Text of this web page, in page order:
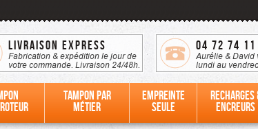
Livraison Express
Fabrication & expédition le jour de
votre commande. Livraison 24/48h.
04 72 74 11
Aurélie & David
lundi au
Tampon par
métier
Empreinte
seule
Recharges
Encreurs